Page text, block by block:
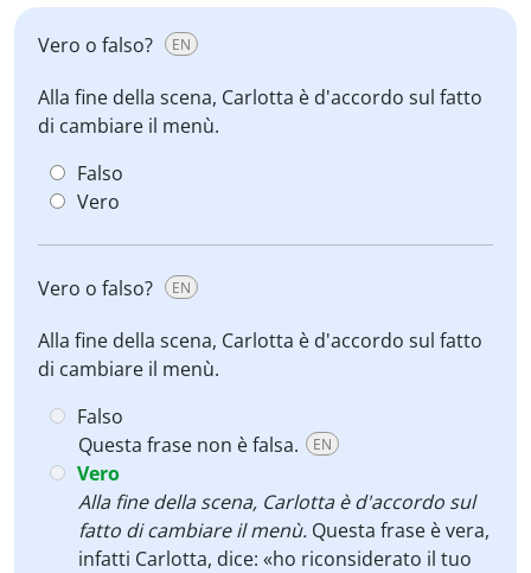
Vero o falso? EN
Alla fine della scena, Carlotta è d'accordo sul fatto
di cambiare il menù.
Falso
Vero
Vero o falso? EN
Alla fine della scena, Carlotta è d'accordo sul fatto
di cambiare il menù.
Falso
Questa frase non è falsa.
EN
Vero
Alla fine della scena, Carlotta è d'accordo sul
fatto di cambiare il menù. Questa frase è vera,
infatti Carlotta, dice: «ho riconsiderato il tuo